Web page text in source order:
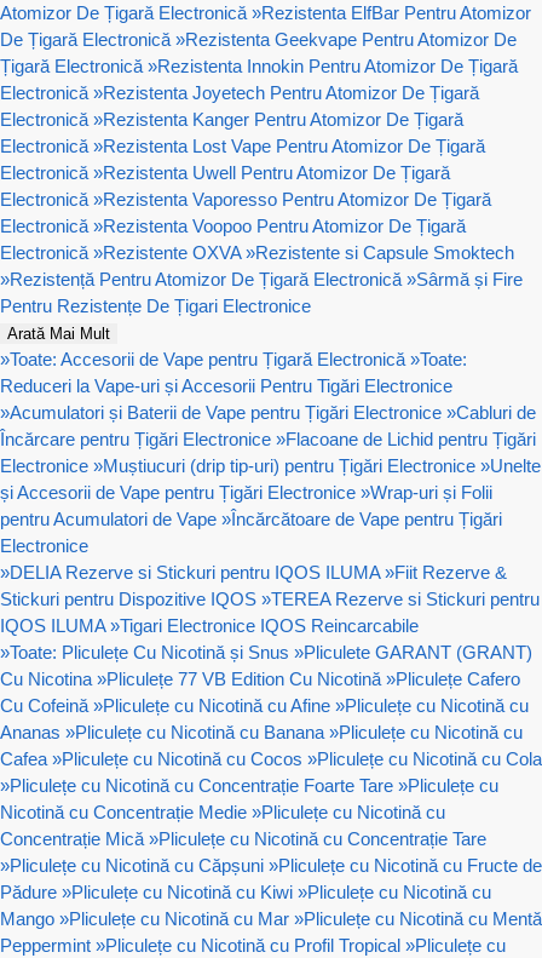
Atomizor De Țigară Electronică »Rezistenta ElfBar Pentru Atomizor
De Țigară Electronică »Rezistenta Geekvape Pentru Atomizor De
Țigară Electronică »Rezistenta Innokin Pentru Atomizor De Țigară
Electronică »Rezistenta Joyetech Pentru Atomizor De Țigară
Electronică »Rezistenta Kanger Pentru Atomizor De Țigară
Electronică »Rezistenta Lost Vape Pentru Atomizor De Țigară
Electronică »Rezistenta Uwell Pentru Atomizor De Țigară
Electronică »Rezistenta Vaporesso Pentru Atomizor De Țigară
Electronică »Rezistenta Voopoo Pentru Atomizor De Țigară
Electronică »Rezistente OXVA »Rezistente si Capsule Smoktech
»Rezistență Pentru Atomizor De Țigară Electronică »Sârmă și Fire
Pentru Rezistențe De Țigari Electronice
Arată Mai Mult
»Toate: Accesorii de Vape pentru Țigară Electronică »Toate:
Reduceri la Vape-uri și Accesorii Pentru Tigări Electronice
»Acumulatori și Baterii de Vape pentru Țigări Electronice »Cabluri de
Încărcare pentru Țigări Electronice »Flacoane de Lichid pentru Țigări
Electronice »Muștiucuri (drip tip-uri) pentru Țigări Electronice »Unelte
și Accesorii de Vape pentru Țigări Electronice »Wrap-uri și Folii
pentru Acumulatori de Vape »Încărcătoare de Vape pentru Țigări
Electronice
»DELIA Rezerve si Stickuri pentru IQOS ILUMA »Fiit Rezerve &
Stickuri pentru Dispozitive IQOS »TEREA Rezerve si Stickuri pentru
IQOS ILUMA »Tigari Electronice IQOS Reincarcabile
»Toate: Pliculețe Cu Nicotină și Snus »Pliculete GARANT (GRANT)
Cu Nicotina »Pliculețe 77 VB Edition Cu Nicotină »Pliculețe Cafero
Cu Cofeină »Pliculețe cu Nicotină cu Afine »Pliculețe cu Nicotină cu
Ananas »Pliculețe cu Nicotină cu Banana »Pliculețe cu Nicotină cu
Cafea »Pliculețe cu Nicotină cu Cocos »Pliculețe cu Nicotină cu Cola
»Pliculețe cu Nicotină cu Concentrație Foarte Tare »Pliculețe cu
Nicotină cu Concentrație Medie »Pliculețe cu Nicotină cu
Concentrație Mică »Pliculețe cu Nicotină cu Concentrație Tare
»Pliculețe cu Nicotină cu Căpșuni »Pliculețe cu Nicotină cu Fructe de
Pădure »Pliculețe cu Nicotină cu Kiwi »Pliculețe cu Nicotină cu
Mango »Pliculețe cu Nicotină cu Mar »Pliculețe cu Nicotină cu Mentă
Peppermint »Pliculețe cu Nicotină cu Profil Tropical »Pliculețe cu